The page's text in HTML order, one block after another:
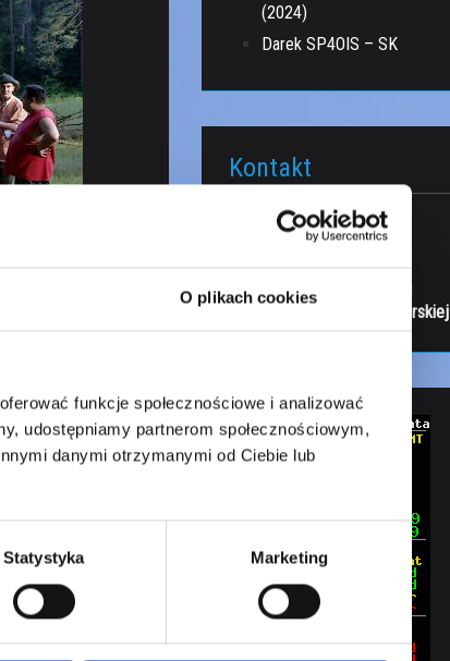
O plikach cookies
funkcje społecznościowe i analizować
udostępniamy partnerom społecznościowym,
danymi otrzymanymi od Ciebie lub
Statystyka Marketing
do historii :-(.
również z
pierwszy nowi
;-P
(2024)
Darek SP4OIS – SK
Kontakt
KO13OV
145.550 MHz
Tu jesteśmy - kliknij
Wracamy do Bazy Harcerskiej